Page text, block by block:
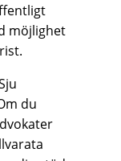
möjlighet
du